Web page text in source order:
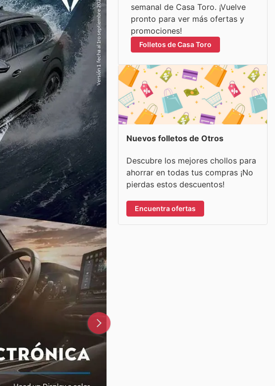
semanal de Casa Toro. ¡Vuelve
pronto para ver más ofertas y
promociones!
Folletos de Casa Toro
Nuevos folletos de Otros
Descubre los mejores chollos para
ahorrar en todas tus compras ¡No
pierdas estos descuentos!
Encuentra ofertas